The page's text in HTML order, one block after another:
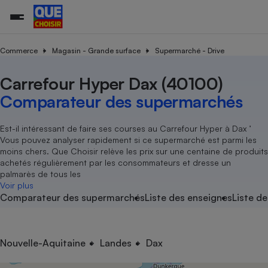
Commerce Magasin - Grande surface Supermarché - Drive
Carrefour Hyper Dax (40100)
Comparateur des supermarchés
Est-il intéressant de faire ses courses au Carrefour Hyper à Dax ’
Vous pouvez analyser rapidement si ce supermarché est parmi les
moins chers. Que Choisir relève les prix sur une centaine de produits
achetés régulièrement par les consommateurs et dresse un
palmarès de tous les
Voir plus
Comparateur des supermarchésListe des enseignesListe
Nouvelle-Aquitaine Landes Dax
Additifs
Nutrition
Assurance auto
Magasin - Grande surface
Méthode de vente -
Organismes de défense
Système judiciairegratuit
Déchet
Achat - Vente - Travaux
Location
Sport
électrique
Démarche administrative
Senior
Service marchand
Train
Transport aérien
Toutes les actualités
Enquêtes
Guides d'achat
Conseils
Brèves
Tous les services
Soumettre un litige
Lettres types
Rencontrer une association locale
Tous nos combats
Nos actions
Nos grandes victoires
Les billets de la présidente
Nos associations locales
Nous rejoindre
En savoir plus sur Que Choisir Ensemble
nous ?
L’association
Nos missions
Notre méthodologie
Notre financement
Nos partenaires
Nous rejoindre